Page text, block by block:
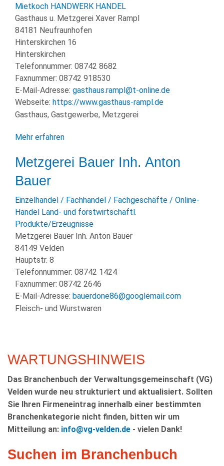
KULTUR
FREIZEIT
GEWERBE
Mietkoch HANDWERK HANDEL
Gasthaus u. Metzgerei Xaver Rampl
84181 Neufraunhofen
Hinterskirchen 16
Hinterskirchen
Telefonnummer: 08742 8682
Faxnummer: 08742 918530
E-Mail-Adresse: gasthaus.rampl@t-online.de
Webseite: https://www.gasthaus-rampl.de
Gasthaus, Gastgewerbe, Metzgerei
Mehr erfahren
Metzgerei Bauer Inh. Anton
Bauer
Einzelhandel / Fachhandel / Fachgeschäfte / Online-
Handel Land- und forstwirtschaftl.
Produkte/Erzeugnisse
Metzgerei Bauer Inh. Anton Bauer
84149 Velden
Hauptstr. 8
Telefonnummer: 08742 1424
Faxnummer: 08742 2646
E-Mail-Adresse: bauerdone86@googlemail.com
Fleisch- und Wurstwaren
WARTUNGSHINWEIS
Das Branchenbuch der Verwaltungsgemeinschaft (VG)
Velden wurde neu strukturiert und aktualisiert. Sollten
Sie Ihren Firmeneintrag innerhalb einer bestimmten
Branchenkategorie nicht finden, bitten wir um
Mitteilung an: info@vg-velden.de - vielen Dank!
Suchen im Branchenbuch